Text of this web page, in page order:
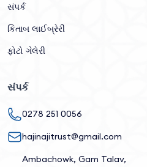
સંપર્ક
કિતાબ લાઈબ્રેરી
ફોટો ગેલેરી
સંપર્ક
0278 251 0056
hajinajitrust@gmail.com
Ambachowk, Gam Talav,